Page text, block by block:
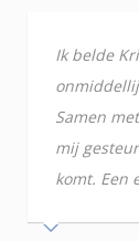
Ik belde
Samen
mij
komt. Een